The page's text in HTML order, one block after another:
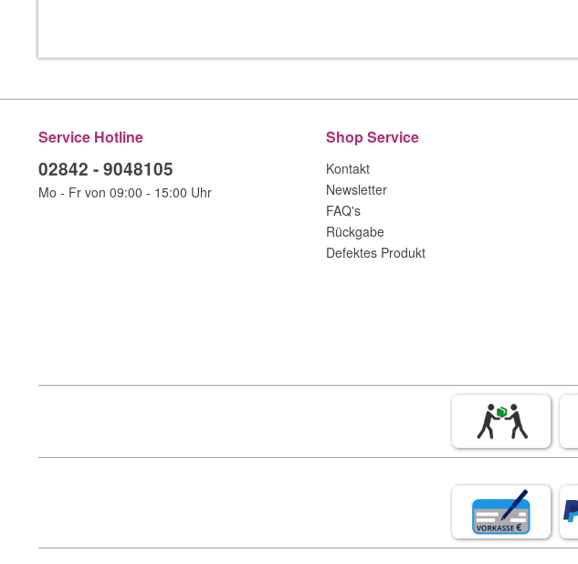
Service Hotline
02842 - 9048105
Mo - Fr von 09:00 - 15:00 Uhr
Shop Service
Kontakt
Newsletter
FAQ's
Rückgabe
Defektes Produkt